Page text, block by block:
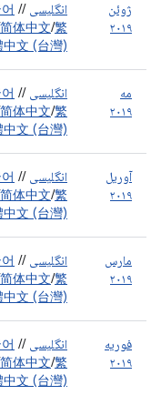
ژوئن
۲۰۱۹
انگلیسی /
/
简体中文/繁
中文 (台灣)
مه
۲۰۱۹
انگلیسی /
/
简体中文/繁
中文 (台灣)
آوریل
۲۰۱۹
انگلیسی /
/
简体中文/繁
中文 (台灣)
مارس
۲۰۱۹
انگلیسی /
/
简体中文/繁
中文 (台灣)
فوریه
۲۰۱۹
انگلیسی /
/
简体中文/繁
中文 (台灣)